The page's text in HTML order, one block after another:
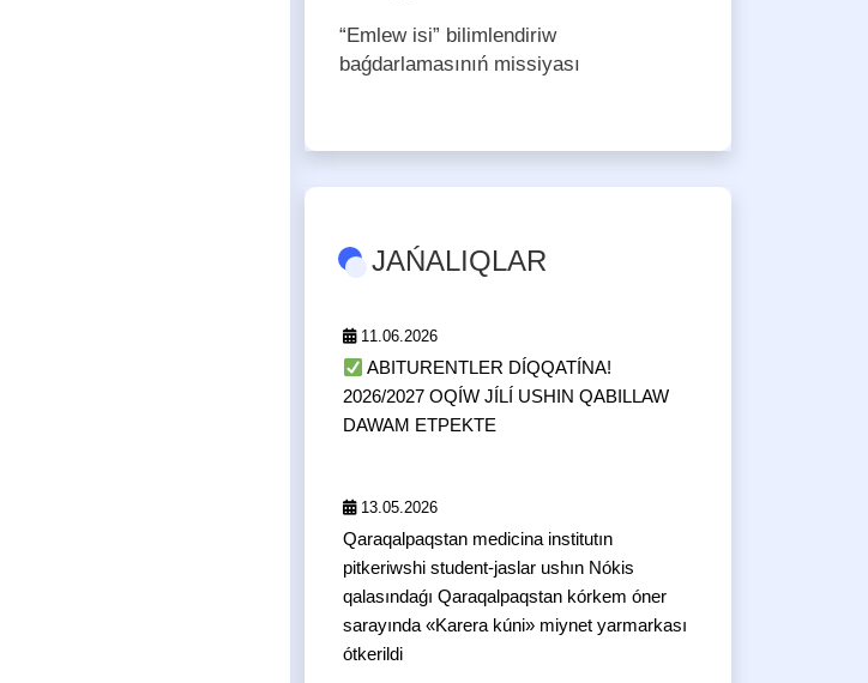
“Emlew isi” bilimlendiriw
baǵdarlamasınıń missiyası
JAŃALIQLAR
11.06.2026
ABITURENTLER DÍQQATÍNA!
2026/2027 OQÍW JÍLÍ USHIN QABILLAW
DAWAM ETPEKTE
13.05.2026
Qaraqalpaqstan medicina institutın
pitkeriwshi student-jaslar ushın Nókis
qalasındaǵı Qaraqalpaqstan kórkem óner
sarayında «Karera kúni» miynet yarmarkası
ótkerildi